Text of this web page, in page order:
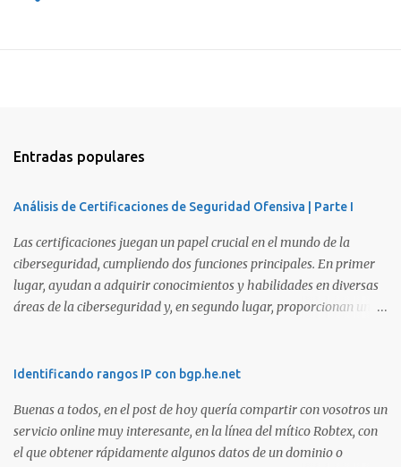
Entradas populares
Análisis de Certificaciones de Seguridad Ofensiva | Parte I
Las certificaciones juegan un papel crucial en el mundo de la
ciberseguridad, cumpliendo dos funciones principales. En primer
lugar, ayudan a adquirir conocimientos y habilidades en diversas
áreas de la ciberseguridad y, en segundo lugar, proporcionan una
certificaciones existentes hoy en día, elegir la adecuada puede
certificaciones que consideramos como opciones sólidas para
aquellos que desean especializarse en el área de la seguridad
ofensiva. Todas ellas son totalmente prácticas y su examen simula
Identificando rangos IP con bgp.he.net
Buenas a todos, en el post de hoy quería compartir con vosotros un
servicio online muy interesante, en la línea del mítico Robtex, con
el que obtener rápidamente algunos datos de un dominio o